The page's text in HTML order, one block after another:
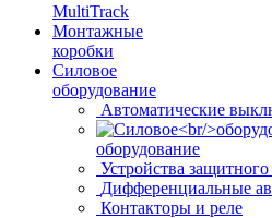
MultiTrack
Монтажные
коробки
Силовое
оборудование
Автоматические
оборудование
Устройства
Дифференциальные
Контакторы и реле